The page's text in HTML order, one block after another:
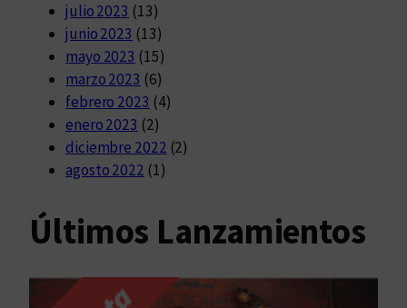
julio 2023 (13)
junio 2023 (13)
mayo 2023 (15)
marzo 2023 (6)
febrero 2023 (4)
enero 2023 (2)
diciembre 2022 (2)
agosto 2022 (1)
Últimos Lanzamientos